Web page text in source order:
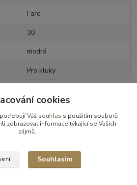
Fare
30
modrá
Pro kluky
cookies
Váš souhlas s použitím souborů
zobrazovat informace týkající se Vašich
zájmů.
Souhlasím